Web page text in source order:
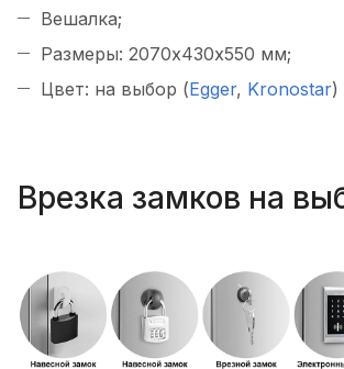
Вешалка;
Размеры: 2070х430х550 мм;
Цвет: на выбор (Egger, Kronostar)
Врезка замков на